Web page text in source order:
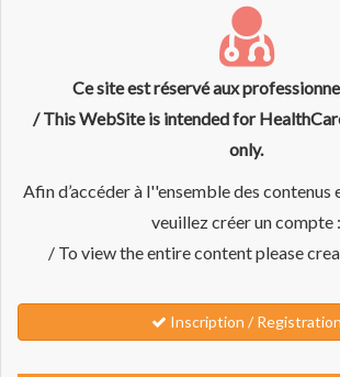
Ce site est réservé aux
/ This WebSite is intended for
only.
Afin d’accéder à l''ensemble des
veuillez créer un compte :
/ To view the entire content please
Inscription / Registration